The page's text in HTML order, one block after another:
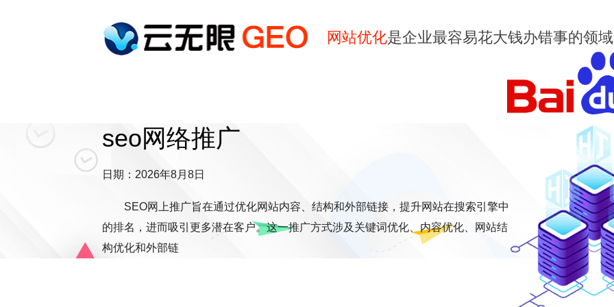
网站优化是企业最容易花大钱办错事的领域
seo网络推广
日期：2026年8月8日
SEO网上推广旨在通过优化网站内容、结构和外部链接，提升网站在搜索引擎中
的排名，进而吸引更多潜在客户。这一推广方式涉及关键词优化、内容优化、网站结
构优化和外部链